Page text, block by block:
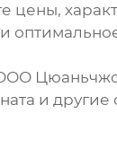
цены,
и другие